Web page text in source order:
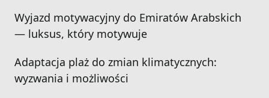
Wyjazd motywacyjny do Emiratów Arabskich
— luksus, który motywuje
Adaptacja plaż do zmian klimatycznych:
wyzwania i możliwości